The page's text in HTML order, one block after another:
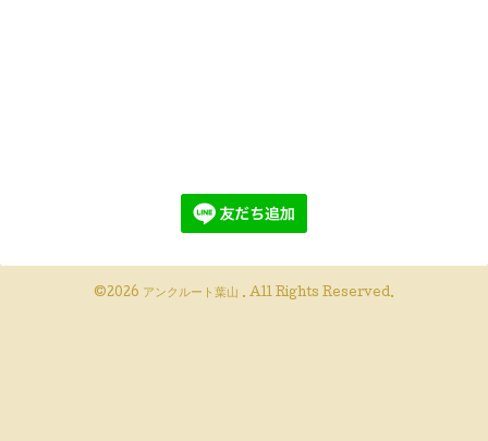
©2026 アンクルート葉山 . All Rights Reserved.